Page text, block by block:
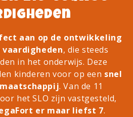
aan op de ontwikkeling
vaardigheden, die steeds
in het onderwijs. Deze
kinderen voor op een snel
. Van de 11
het SLO zijn vastgesteld,
er maar liefst 7.